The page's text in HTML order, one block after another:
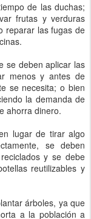
de las duchas;
frutas y verduras
reparar las fugas de
se deben aplicar las
menos y antes de
se necesita; o bien
la demanda de
ahorra dinero.
lugar de tirar algo
se deben
y se debe
reutilizables y
árboles, ya que
a la población a